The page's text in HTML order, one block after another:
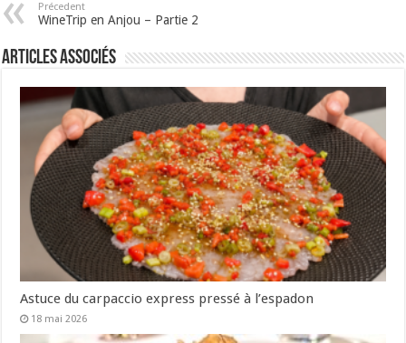
Précedent
WineTrip en Anjou – Partie 2
Articles associés
Astuce du carpaccio express pressé à l’espadon
18 mai 2026